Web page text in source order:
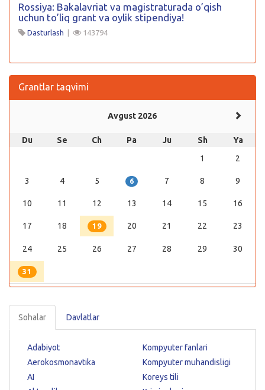
Rossiya: Bakalavriat va magistraturada o’qish
uchun to’liq grant va oylik stipendiya!
Dasturlash | 143794
Grantlar taqvimi
Avgust 2026
Du Se Ch Pa Ju Sh
Ya
1
2
3 4 5 6 7 8 9
10 11 12 13 14 15 16
17 18 19 20 21 22 23
24 25 26 27 28 29 30
31
Sohalar Davlatlar
Adabiyot
Aerokosmonavtika
AI
Kompyuter fanlari
Kompyuter muhandisligi
Koreys tili